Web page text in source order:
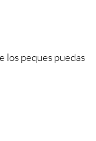
los peques puedas